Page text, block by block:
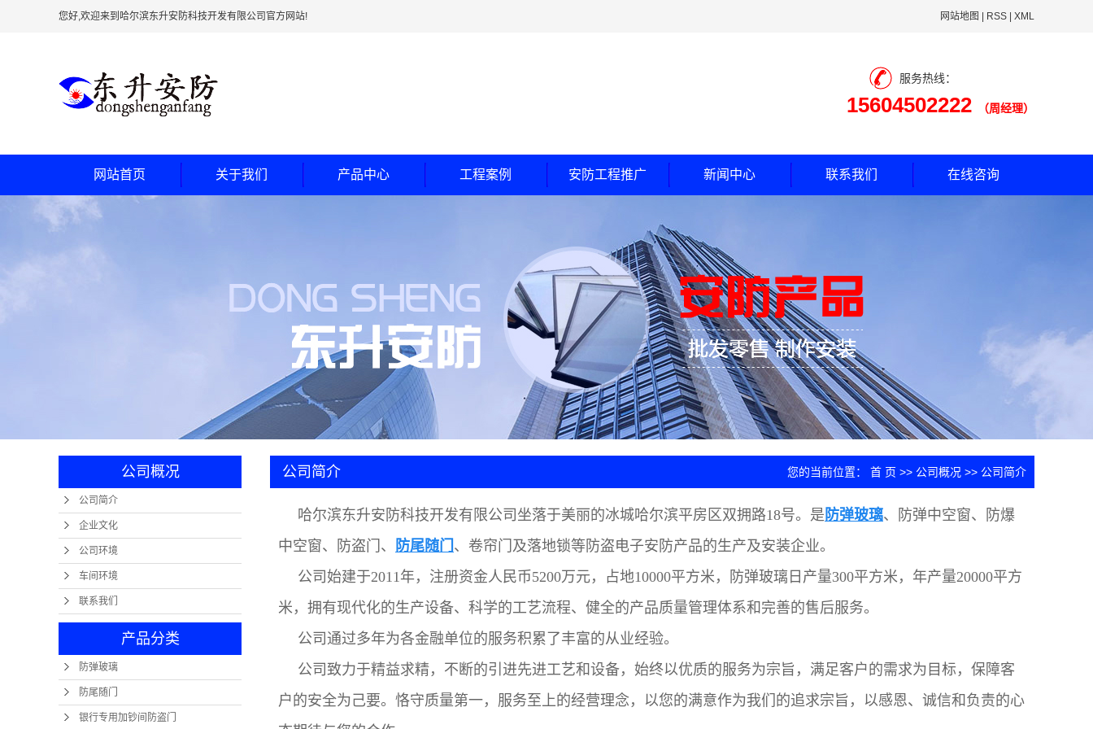
您好,欢迎来到哈尔滨东升安防科技开发有限公司官方网站! 网站地图 RSS XML
服务热线：
15604502222 （周经理）
网站首页 关于我们
车间环境
产品中心
银行专用甲级防盗门
银行专用乙级卷帘门
卷帘门地锁
防护舱
金库门
工程案例 安防工程推广 新闻中心
行业新闻
常见问题
联系我们 在线咨询
公司概况
公司简介
企业文化
公司环境
车间环境
联系我们
产品分类
防弹玻璃
防尾随门
银行专用加钞间防盗门
公司简介 您的当前位置： 首 页 >> 公司概况 >> 公司简介
哈尔滨东升安防科技开发有限公司坐落于美丽的冰城哈尔滨平房区双拥路18号。是 防弹玻璃、防弹中空窗、防爆
中空窗、防盗门、
防尾随门 、卷帘门及落地锁等防盗电子安防产品的生产及安装企业。
公司始建于2011年，注册资金人民币5200万元，占地10000平方米，防弹玻璃日产量300平方米，年产量20000平方
米，拥有现代化的生产设备、科学的工艺流程、健全的产品质量管理体系和完善的售后服务。
公司通过多年为各金融单位的服务积累了丰富的从业经验。
公司致力于精益求精，不断的引进先进工艺和设备，始终以优质的服务为宗旨，满足客户的需求为目标，保障客
户的安全为己要。恪守质量第一，服务至上的经营理念，以您的满意作为我们的追求宗旨，以感恩、诚信和负责的心